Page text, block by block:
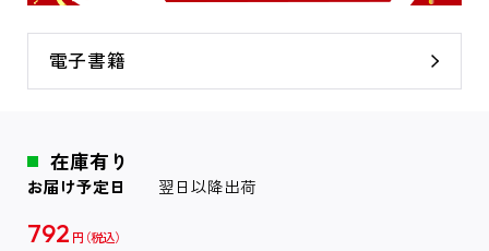
電子書籍
在庫有り
お届け予定日 翌日以降出荷
792 円